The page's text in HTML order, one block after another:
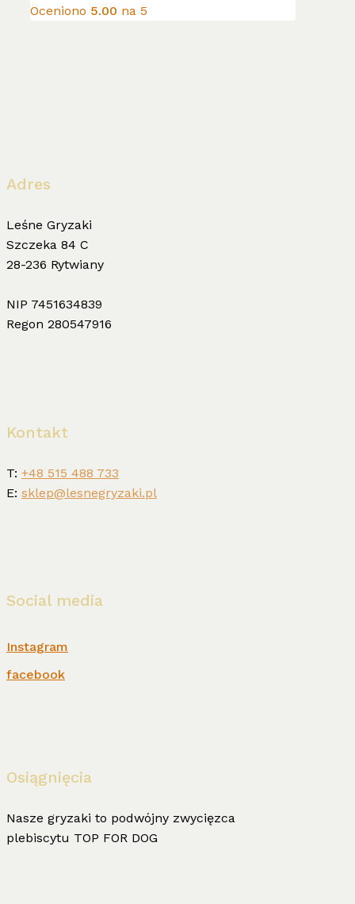
Opcje
Oceniono 5.00 na 5
Adres
Leśne Gryzaki
Szczeka 84 C
28-236 Rytwiany
NIP 7451634839
Regon 280547916
Kontakt
T: +48 515 488 733
E: sklep@lesnegryzaki.pl
Social media
Instagram
facebook
Osiągnięcia
Nasze gryzaki to podwójny zwycięzca
plebiscytu TOP FOR DOG